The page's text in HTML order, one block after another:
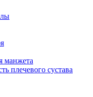
манжета
плечевого сустава